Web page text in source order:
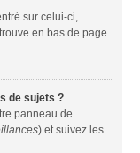
sur celui-ci,
en bas de page.
de sujets ?
panneau de
) et suivez les